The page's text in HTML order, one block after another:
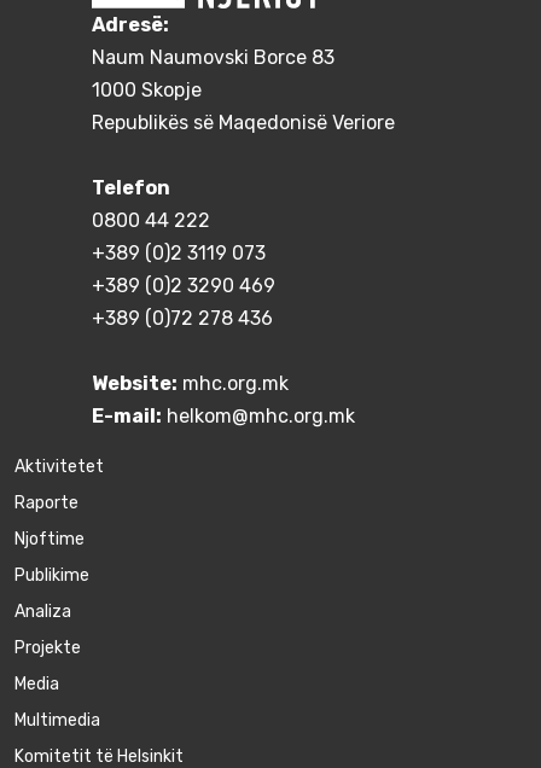
Adresë:
Naum Naumovski Borce 83
1000 Skopje
Republikës së Maqedonisë Veriore
Telefon
0800 44 222
+389 (0)2 3119 073
+389 (0)2 3290 469
+389 (0)72 278 436
Website: mhc.org.mk
E-mail: helkom@mhc.org.mk
Aktivitetet
Raporte
Njoftime
Publikime
Аnaliza
Projekte
Media
Multimedia
Komitetit të Helsinkit